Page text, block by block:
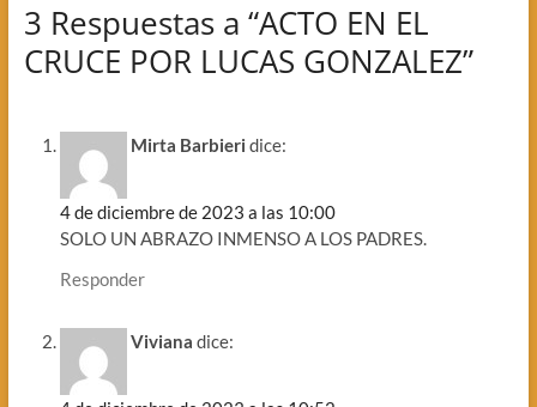
3 Respuestas a “ACTO EN EL
CRUCE POR LUCAS GONZALEZ”
Mirta Barbieri dice:
4 de diciembre de 2023 a las 10:00
SOLO UN ABRAZO INMENSO A LOS PADRES.
Responder
Viviana dice: